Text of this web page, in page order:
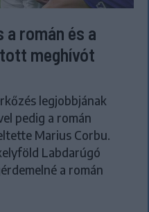
a román és a
meghívót
legjobbjának
pedig a román
Marius Corbu.
Labdarúgó
a román